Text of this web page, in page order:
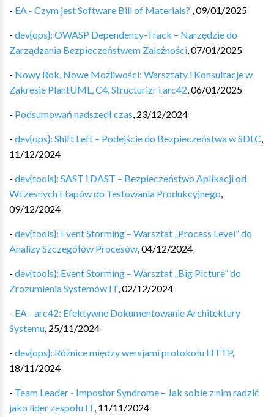
- EA - Czym jest Software Bill of Materials? ,09/01/2025
- dev{ops}: OWASP Dependency-Track – Narzędzie do
Zarządzania Bezpieczeństwem Zależności,07/01/2025
- Nowy Rok, Nowe Możliwości: Warsztaty i Konsultacje w
Zakresie PlantUML, C4, Structurizr i arc42,06/01/2025
- Podsumowań nadszedł czas, 23/12/2024
- dev{ops}: Shift Left – Podejście do Bezpieczeństwa w SDLC,
11/12/2024
- dev{tools}: SAST i DAST – Bezpieczeństwo Aplikacji od
Wczesnych Etapów do Testowania Produkcyjnego,
09/12/2024
- dev{tools}: Event Storming – Warsztat „Process Level” do
Analizy Szczegółów Procesów,04/12/2024
- dev{tools}: Event Storming – Warsztat „Big Picture” do
Zrozumienia Systemów IT,02/12/2024
- EA - arc42: Efektywne Dokumentowanie Architektury
Systemu, 25/11/2024
- dev{ops}: Różnice między wersjami protokołu HTTP,
18/11/2024
- Team Leader - Impostor Syndrome – Jak sobie z nim radzić
jako lider zespołu IT, 11/11/2024